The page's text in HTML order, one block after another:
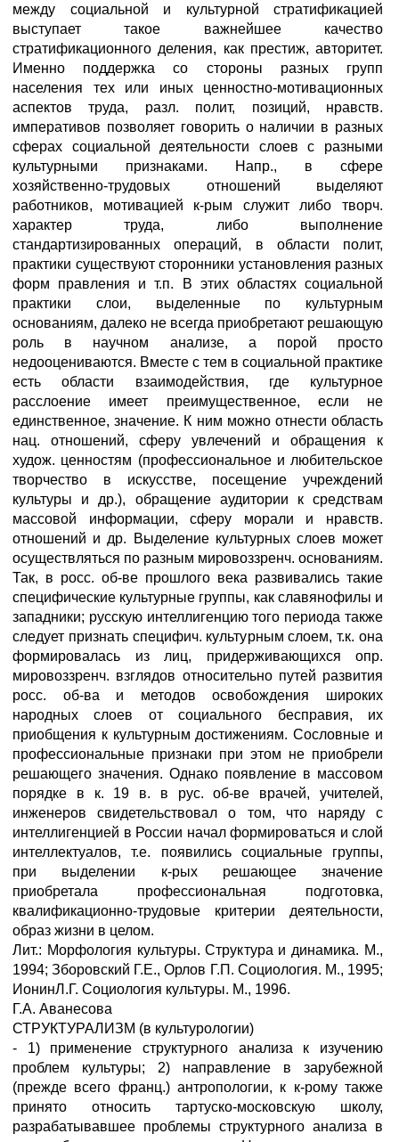
между социальной и культурной стратификацией
выступает такое важнейшее качество
стратификационного деления, как престиж, авторитет.
Именно поддержка со стороны разных групп
населения тех или иных ценностно-мотивационных
аспектов труда, разл. полит, позиций, нравств.
императивов позволяет говорить о наличии в разных
сферах социальной деятельности слоев с разными
культурными признаками. Напр., в сфере
хозяйственно-трудовых отношений выделяют
работников, мотивацией к-рым служит либо творч.
характер труда, либо выполнение
стандартизированных операций, в области полит,
практики существуют сторонники установления разных
форм правления и т.п. В этих областях социальной
практики слои, выделенные по культурным
основаниям, далеко не всегда приобретают решающую
роль в научном анализе, а порой просто
недооцениваются. Вместе с тем в социальной практике
есть области взаимодействия, где культурное
расслоение имеет преимущественное, если не
единственное, значение. К ним можно отнести область
нац. отношений, сферу увлечений и обращения к
худож. ценностям (профессиональное и любительское
творчество в искусстве, посещение учреждений
культуры и др.), обращение аудитории к средствам
массовой информации, сферу морали и нравств.
отношений и др. Выделение культурных слоев может
осуществляться по разным мировоззренч. основаниям.
Так, в росс. об-ве прошлого века развивались такие
специфические культурные группы, как славянофилы и
западники; русскую интеллигенцию того периода также
следует признать специфич. культурным слоем, т.к. она
формировалась из лиц, придерживающихся опр.
мировоззренч. взглядов относительно путей развития
росс. об-ва и методов освобождения широких
народных слоев от социального бесправия, их
приобщения к культурным достижениям. Сословные и
профессиональные признаки при этом не приобрели
решающего значения. Однако появление в массовом
порядке в к. 19 в. в рус. об-ве врачей, учителей,
инженеров свидетельствовал о том, что наряду с
интеллигенцией в России начал формироваться и слой
интеллектуалов, т.е. появились социальные группы,
при выделении к-рых решающее значение
приобретала профессиональная подготовка,
квалификационно-трудовые критерии деятельности,
образ жизни в целом.
Лит.: Морфология культуры. Структура и динамика. М.,
1994; Зборовский Г.Е., Орлов Г.П. Социология. М., 1995;
ИонинЛ.Г. Социология культуры. М., 1996.
Г.А. Аванесова
СТРУКТУРАЛИЗМ (в культурологии)
- 1) применение структурного анализа к изучению
проблем культуры; 2) направление в зарубежной
(прежде всего франц.) антропологии, к к-рому также
принято относить тартуско-московскую школу,
разрабатывавшее проблемы структурного анализа в